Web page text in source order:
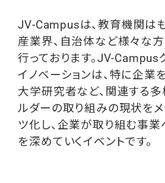
JV-Campusは、教育機関はも
産業界、自治体など様々な
行っております。JV-Campus
イノベーションは、特に企業
大学研究者など、関連する
ルダーの取り組みの現状をメ
ツ化し、企業が取り組む事
を深めていくイベントです。